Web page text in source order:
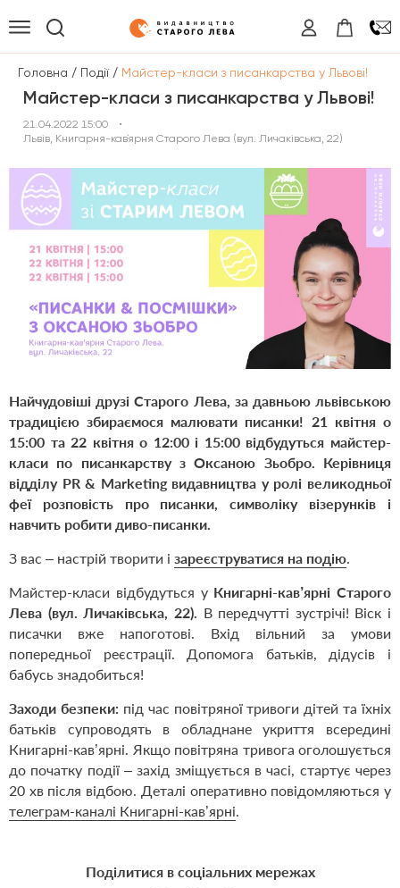
Головна / Події / Майстер-класи з писанкарства у Львові!
Майстер-класи з писанкарства у Львові!
21.04.2022 15:00
•
Львів, Книгарня-кав`ярня Старого Лева (вул. Личаківська, 22)
Найчудовіші друзі Старого Лева, за давньою львівською
традицією збираємося малювати писанки! 21 квітня о
15:00 та 22 квітня о 12:00 і 15:00 відбудуться майстер-
класи по писанкарству з Оксаною Зьобро. Керівниця
відділу PR & Marketing видавництва у ролі великодньої
феї розповість про писанки, символіку візерунків і
навчить робити диво-писанки.
З вас – настрій творити і зареєструватися на подію.
Майстер-класи відбудуться у Книгарні-кав’ярні Старого
Лева (вул. Личаківська, 22). В передчутті зустрічі! Віск і
писачки вже напоготові. Вхід вільний за умови
попередньої реєстрації. Допомога батьків, дідусів і
бабусь знадобиться!
Заходи безпеки: під час повітряної тривоги дітей та їхніх
батьків супроводять в обладнане укриття всередині
Книгарні-кав’ярні. Якщо повітряна тривога оголошується
до початку події – захід зміщується в часі, стартує через
20 хв після відбою. Деталі оперативно повідомляються у
телеграм-каналі Книгарні-кав’ярні.
Поділитися в соціальних мережах